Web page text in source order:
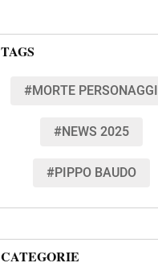
TAGS
#MORTE PERSONAGGI
#NEWS 2025
#PIPPO BAUDO
CATEGORIE